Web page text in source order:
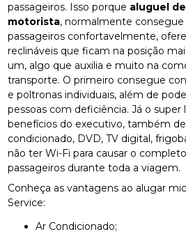
passageiros. Isso porque aluguel
motorista, normalmente consegue
passageiros confortavelmente,
reclináveis que ficam na posição
um, algo que auxilia e muito na
transporte. O primeiro consegue
e poltronas individuais, além de
pessoas com deficiência. Já o
benefícios do executivo, também
condicionado, DVD, TV digital,
não ter Wi-Fi para causar o
passageiros durante toda a viagem.
Conheça as vantagens ao alugar
Service:
Ar Condicionado;